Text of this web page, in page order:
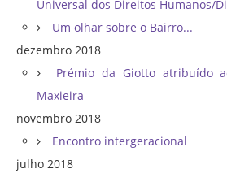
Universal dos Direitos Humanos/
Um olhar sobre o Bairro...
dezembro 2018
Prémio da Giotto atribuído
Maxieira
novembro 2018
Encontro intergeracional
julho 2018